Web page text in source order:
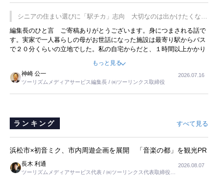
プレミアムヨーグルトを販売するにあたり、社内に懸念もあったそう
です。永井社長は、駐車場に都内ナンバーの高級外車が停まっている
ことに目をつけ、高級商品でも売れると確信したそうです。今回の記
事を懐かしく読みました。
シニアの住まい選びに「駅チカ」志向 大切なのは出かけたくなる
暮らし
編集長のひと言 ご寄稿ありがとうございます。身につまされる話で
す。実家で一人暮らしの母がお世話になった施設は最寄り駅からバス
で２０分くらいの立地でした。私の自宅からだと、１時間以上かかり
ました。母の住まいから近いという理由で、その施設を選択したので
すが、私と妹にとっては、半日仕事ででした。シニアの住まい選び
は、当人だけではなく、世話をする家族の足の便も考えない外池ない
と思いました。
もっと見る
神崎 公一
ツーリズムメディアサービス編集長 / ㈱ツーリンクス取締役
2026.07.16
ランキング すべて見る
浜松市×初音ミク、市内周遊企画を展開 「音楽の都」を観光PR
長木 利通
ツーリズムメディアサービス代表 / ㈱ツーリンクス代表取締役社
2026.08.07